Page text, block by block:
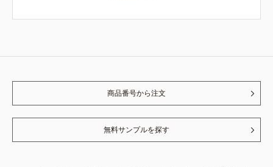
商品番号から注文
無料サンプルを探す